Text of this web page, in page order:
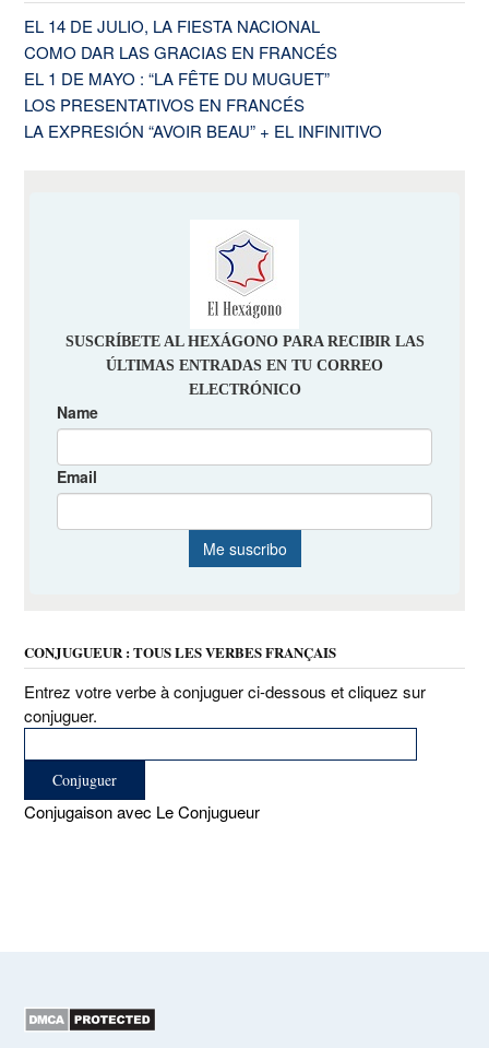
EL 14 DE JULIO, LA FIESTA NACIONAL
COMO DAR LAS GRACIAS EN FRANCÉS
EL 1 DE MAYO : “LA FÊTE DU MUGUET”
LOS PRESENTATIVOS EN FRANCÉS
LA EXPRESIÓN “AVOIR BEAU” + EL INFINITIVO
CONJUGUEUR : TOUS LES VERBES FRANÇAIS
Entrez votre verbe à conjuguer ci-dessous et cliquez sur
conjuguer.
Conjugaison avec Le Conjugueur